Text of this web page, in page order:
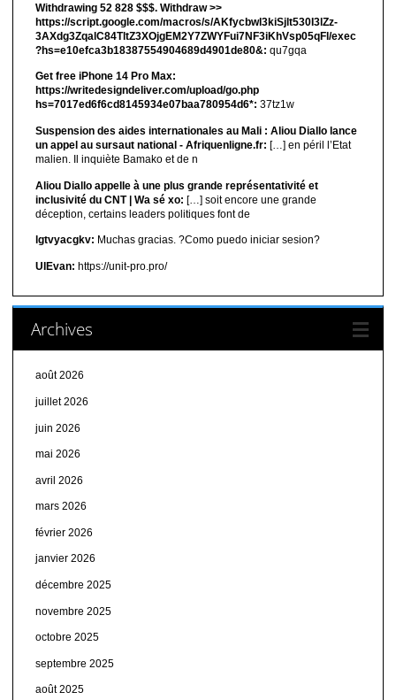
Withdrawing 52 828 $$$. Withdrаw >>
https://script.google.com/macros/s/AKfycbwl3kiSjlt530I3lZz-
3AXdg3ZqalC84TltZ3XOjgEM2Y7ZWYFui7NF3iKhVsp05qFl/exec
?hs=e10efca3b18387554904689d4901de80&: qu7gqa
Get free iPhone 14 Pro Max:
https://writedesigndeliver.com/upload/go.php
hs=7017ed6f6cd8145934e07baa780954d6*: 37tz1w
Suspension des aides internationales au Mali : Aliou Diallo lance
un appel au sursaut national - Afriquenligne.fr: […] en péril l’Etat
malien. Il inquiète Bamako et de n
Aliou Diallo appelle à une plus grande représentativité et
inclusivité du CNT | Wa sé xo: […] soit encore une grande
déception, certains leaders politiques font de
lgtvyacgkv: Muchas gracias. ?Como puedo iniciar sesion?
UIEvan: https://unit-pro.pro/
Archives
août 2026
juillet 2026
juin 2026
mai 2026
avril 2026
mars 2026
février 2026
janvier 2026
décembre 2025
novembre 2025
octobre 2025
septembre 2025
août 2025